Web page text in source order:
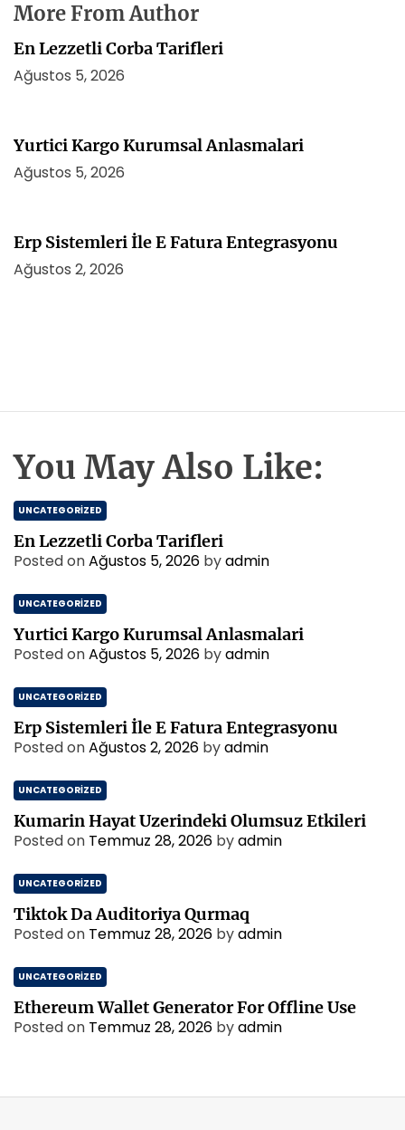
More From Author
En Lezzetli Corba Tarifleri
Ağustos 5, 2026
Yurtici Kargo Kurumsal Anlasmalari
Ağustos 5, 2026
Erp Sistemleri İle E Fatura Entegrasyonu
Ağustos 2, 2026
You May Also Like:
UNCATEGORIZED
En Lezzetli Corba Tarifleri
Posted onAğustos 5, 2026 byadmin
UNCATEGORIZED
Yurtici Kargo Kurumsal Anlasmalari
Posted onAğustos 5, 2026 byadmin
UNCATEGORIZED
Erp Sistemleri İle E Fatura Entegrasyonu
Posted onAğustos 2, 2026 byadmin
UNCATEGORIZED
Kumarin Hayat Uzerindeki Olumsuz Etkileri
Posted on Temmuz 28, 2026 byadmin
UNCATEGORIZED
Tiktok Da Auditoriya Qurmaq
Posted on Temmuz 28, 2026 byadmin
UNCATEGORIZED
Ethereum Wallet Generator For Offline Use
Posted on Temmuz 28, 2026 byadmin